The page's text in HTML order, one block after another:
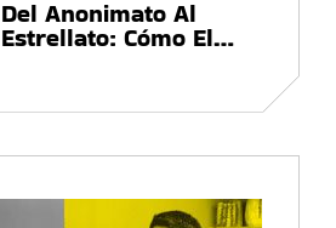
Del Anonimato Al
Estrellato: Cómo El
En Marcas Globales